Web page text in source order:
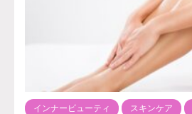
インナービューティ スキンケア